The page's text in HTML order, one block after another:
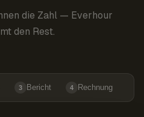
die Zahl — Everhour
den Rest.
3 Bericht 4 Rechnung